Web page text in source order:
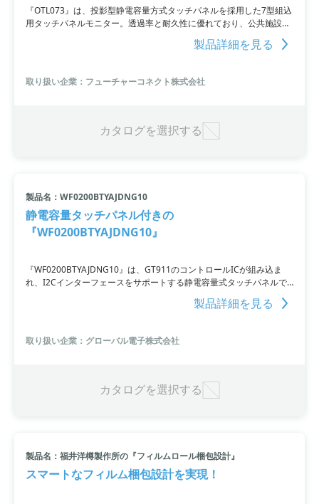
『OTL073』は、投影型静電容量方式タッチパネルを採用した7型組込
用タッチパネルモニター。透過率と耐久性に優れており、公共施設、
金融端末、医療分野、FA用途などでの安定した運用が可能です。LED
バックライトのモニターを搭載しており、タッチパネル接続はUSBに
製品詳細を見る
取り扱い企業：フューチャーコネクト株式会社
カタログを選択する
製品名：WF0200BTYAJDNG10
静電容量タッチパネル付きの
『WF0200BTYAJDNG10』
『WF0200BTYAJDNG10』は、GT911のコントロールICが組み込ま
れ、I2Cインターフェースをサポートする静電容量式タッチパネルで
す。IPSパネルを採用しており、視野角は左右上下80度（Typ.）と広
く、画面アスペクト比は3：4です。モジュールサイズは
は-20℃～70℃、保存温度範囲は-30℃～80℃です。
製品詳細を見る
取り扱い企業：グローバル電子株式会社
カタログを選択する
製品名：福井洋樽製作所の『フィルムロール梱包設計』
スマートなフィルム梱包設計を実現！